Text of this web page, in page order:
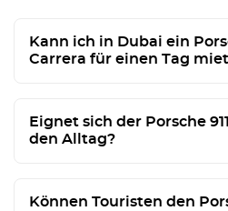
Kann ich in Dubai ein
Carrera für einen Tag
Eignet sich der Porsche
den Alltag?
Können Touristen den